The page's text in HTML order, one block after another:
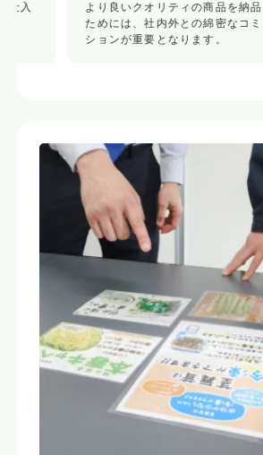
仕入
より良いクオリティの商品を納
ためには、社内外との綿密なコ
ションが重要となります。